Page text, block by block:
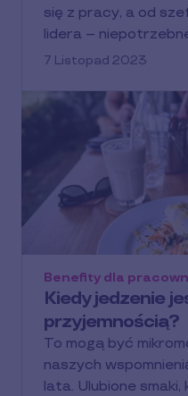
się z pracy, a od
lidera –
7 Listopad 2023
Kiedy jedzenie
przyjemnością?
Benefity dla
To mogą być
naszych
lata. Ulubione